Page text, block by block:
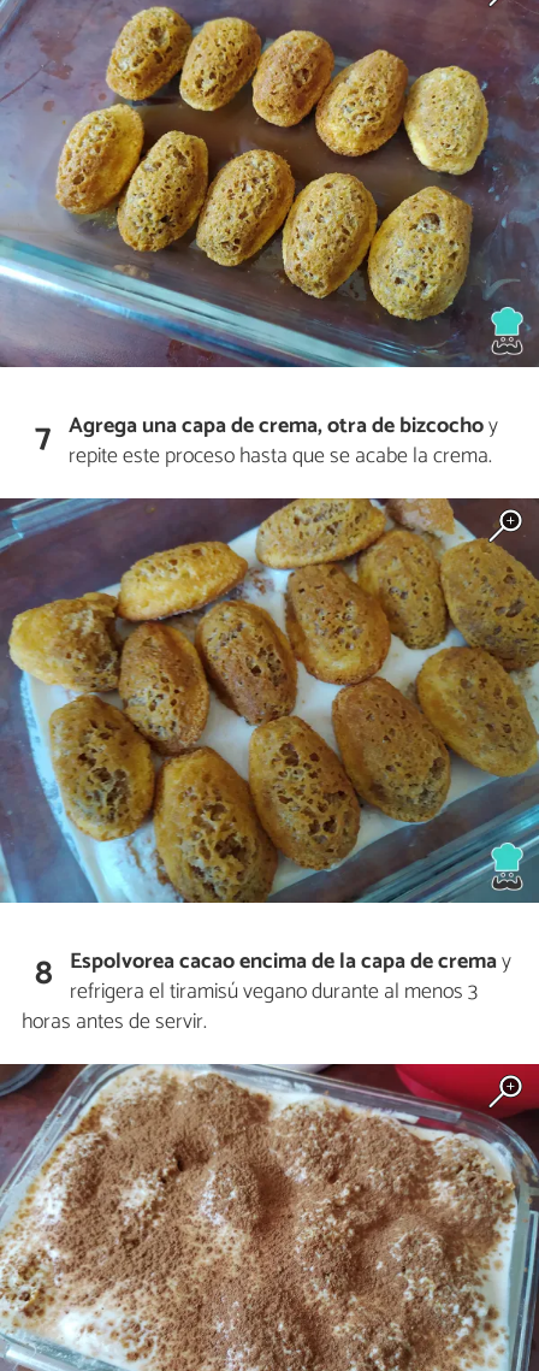
7 Agrega una capa de crema, otra de bizcochoy
repite este proceso hasta que se acabe la crema.
8 Espolvorea cacao encima de la capa de cremay
refrigera el tiramisú vegano durante al menos 3
horas antes de servir.